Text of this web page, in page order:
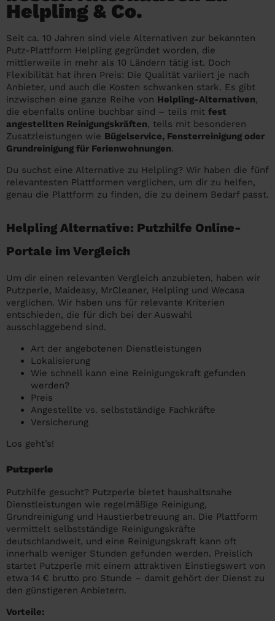
Helpling & Co.
Seit ca. 10 Jahren sind viele Alternativen zur bekannten
Putz-Plattform Helpling gegründet worden, die
mittlerweile in mehr als 10 Ländern tätig ist. Doch
Flexibilität hat ihren Preis: Die Qualität variiert je nach
Anbieter, und auch die Kosten schwanken stark. Es gibt
inzwischen eine ganze Reihe von Helpling-Alternativen,
die ebenfalls online buchbar sind – teils mit fest
angestellten Reinigungskräften, teils mit besonderen
Zusatzleistungen wie Bügelservice, Fensterreinigung oder
Grundreinigung für Ferienwohnungen.
Du suchst eine Alternative zu Helpling? Wir haben die fünf
relevantesten Plattformen verglichen, um dir zu helfen,
genau die Plattform zu finden, die zu deinem Bedarf passt.
Helpling Alternative: Putzhilfe Online-
Portale im Vergleich
Um dir einen relevanten Vergleich anzubieten, haben wir
Putzperle, Maideasy, MrCleaner, Helpling und Wecasa
verglichen. Wir haben uns für relevante Kriterien
entschieden, die für dich bei der Auswahl
ausschlaggebend sind.
Art der angebotenen Dienstleistungen
Lokalisierung
Wie schnell kann eine Reinigungskraft gefunden
werden?
Preis
Angestellte vs. selbstständige Fachkräfte
Versicherung
Los geht’s!
Putzperle
Putzhilfe gesucht? Putzperle bietet haushaltsnahe
Dienstleistungen wie regelmäßige Reinigung,
Grundreinigung und Haustierbetreuung an. Die Plattform
vermittelt selbstständige Reinigungskräfte
deutschlandweit, und eine Reinigungskraft kann oft
innerhalb weniger Stunden gefunden werden. Preislich
startet Putzperle mit einem attraktiven Einstiegswert von
etwa 14 € brutto pro Stunde – damit gehört der Dienst zu
den günstigeren Anbietern.
Vorteile:
Überall in Österreich
Städte
Die Regionen
Unsere Artikel haushaltshilfe
Endreinigung Ferienwohnung: Was du
wissen solltest
Kosten Haushaltshilfe 2026 in Österreich:
Was ist ein fairer Preis?
Putzhilfe finden: Die besten Alternativen
zu Helpling & Co.
Was macht eine Haushaltshilfe? Alles
über die Aufgaben einer Haushaltshilfe